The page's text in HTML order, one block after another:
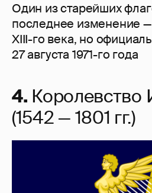
Один из старейших
последнее изменение
XIII-го века, но
27 августа 1971-го года
4. Королевство
(1542 — 1801 гг.)